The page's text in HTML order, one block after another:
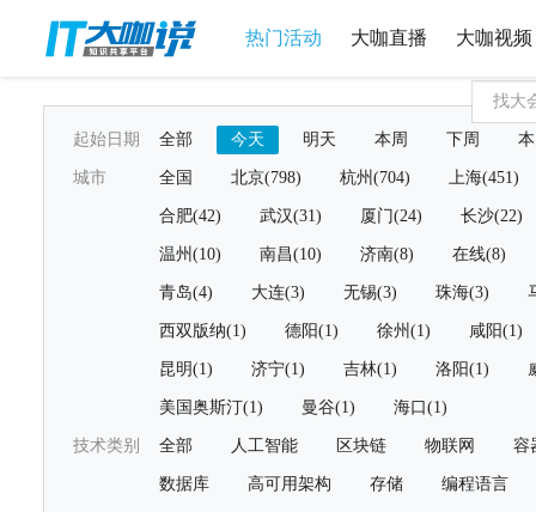
热门活动 大咖直播 大咖视频
起始日期 全部 今天 明天 本周 下周
城市 全国 北京(798) 杭州(704) 上海(451)
合肥(42) 武汉(31) 厦门(24) 长沙(22)
温州(10) 南昌(10) 济南(8) 在线(8)
青岛(4) 大连(3) 无锡(3) 珠海(3)
西双版纳(1) 德阳(1) 徐州(1) 咸阳(1)
昆明(1) 济宁(1) 吉林(1) 洛阳(1)
美国奥斯汀(1) 曼谷(1) 海口(1)
技术类别 全部 人工智能 区块链 物联网 容
数据库 高可用架构 存储 编程语言